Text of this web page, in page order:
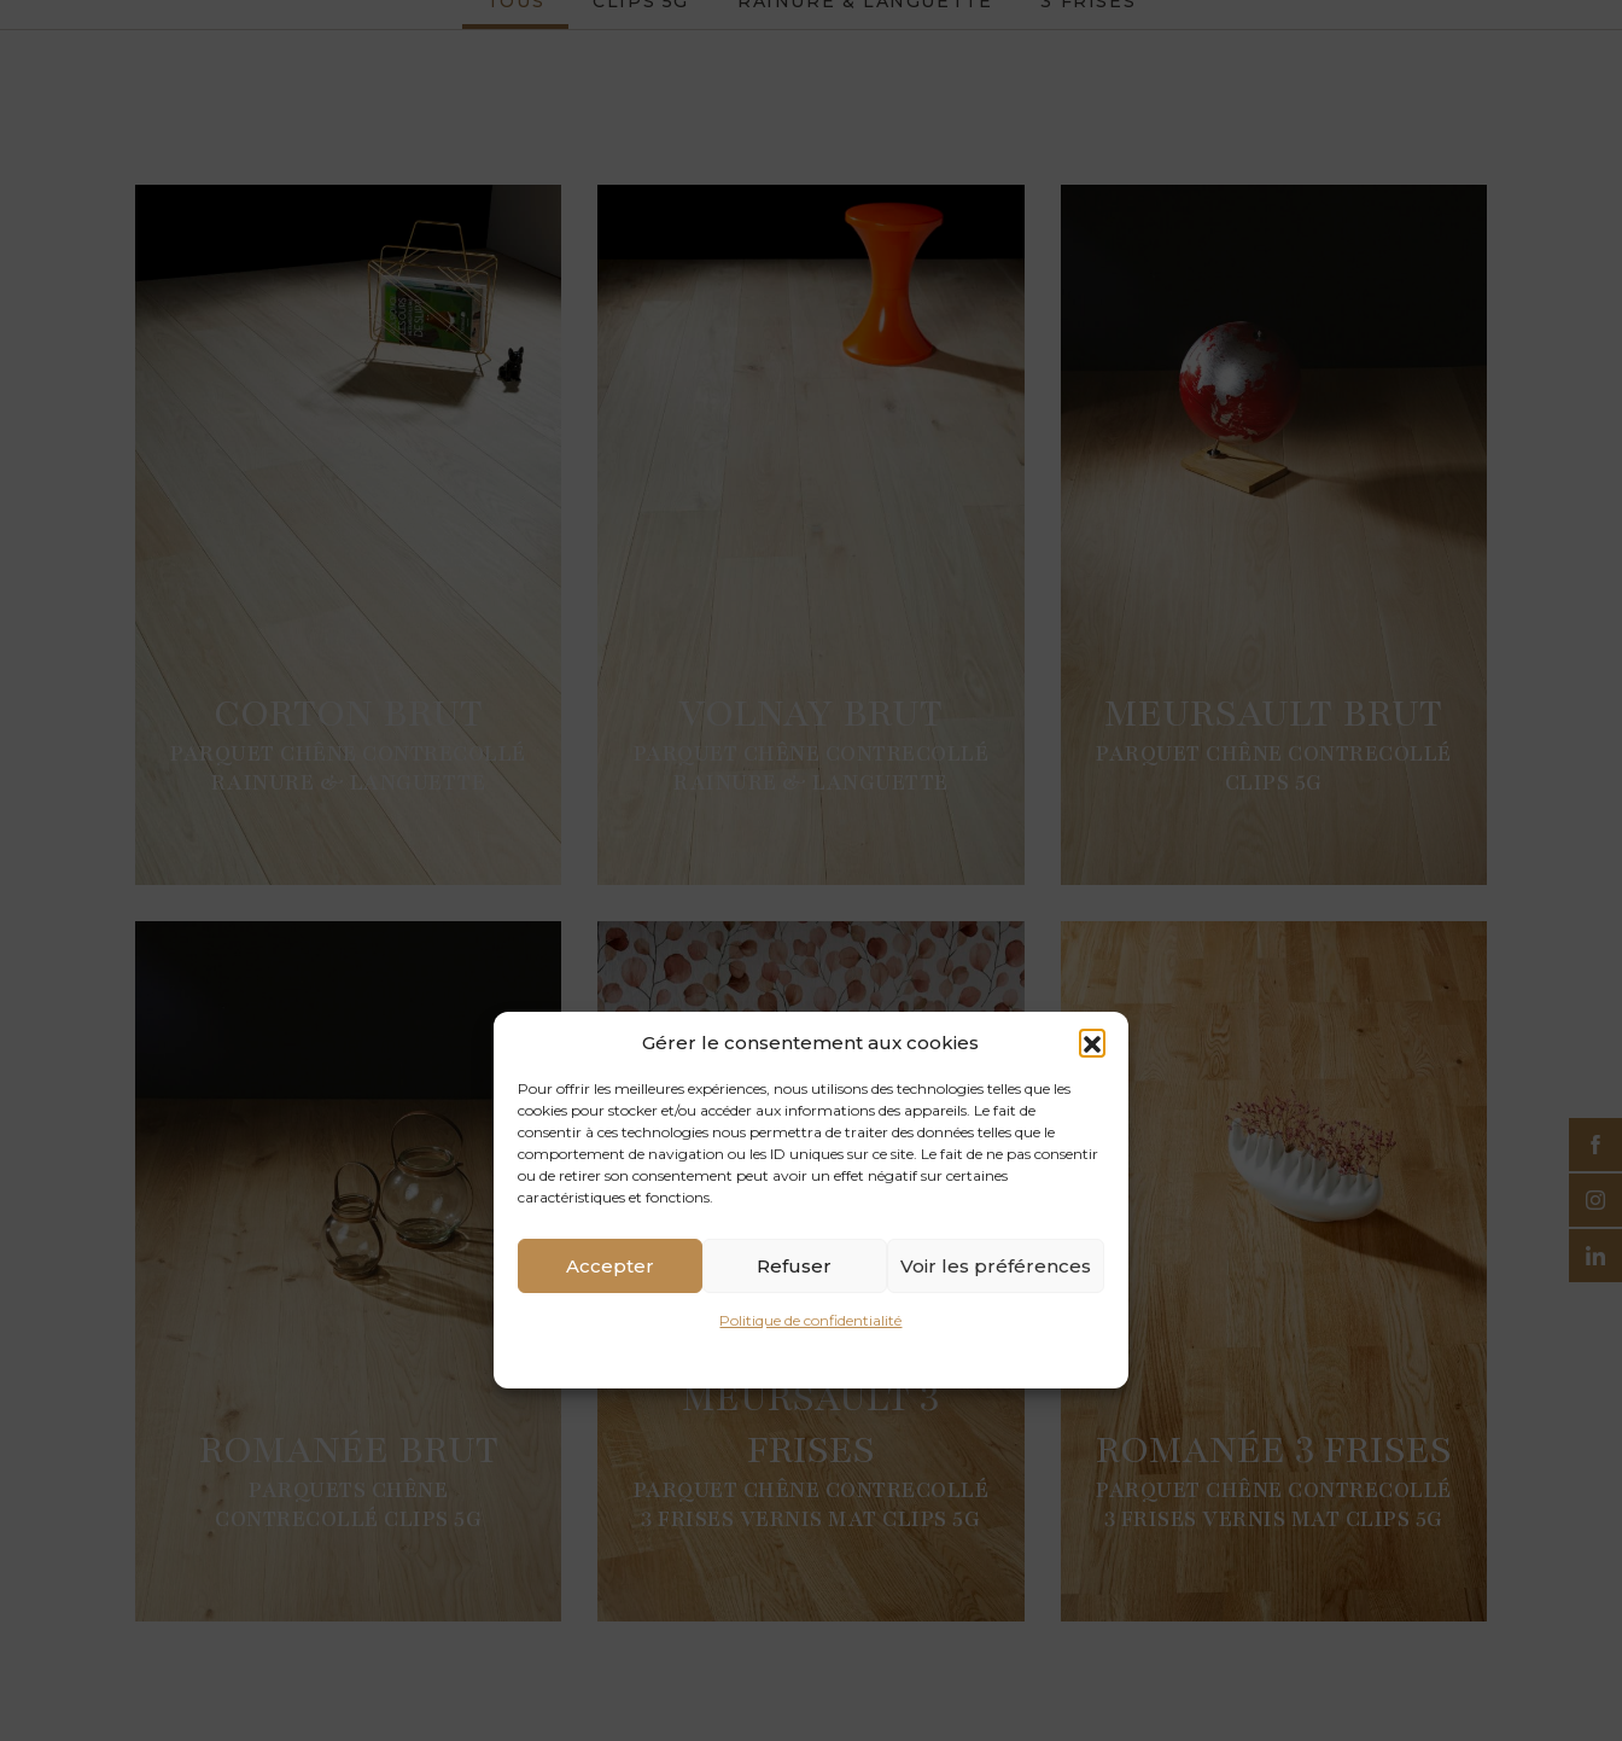
Gérer le consentement aux cookies
Pour offrir les meilleures expériences, nous utilisons des technologies telles que les
cookies pour stocker et/ou accéder aux informations des appareils. Le fait de
consentir à ces technologies nous permettra de traiter des données telles que le
comportement de navigation ou les ID uniques sur ce site. Le fait de ne pas consentir
ou de retirer son consentement peut avoir un effet négatif sur certaines
caractéristiques et fonctions.
Accepter Refuser Voir les préférences
Politique de confidentialité
CORTON BRUT
PARQUET CHÊNE CONTRECOLLÉ
RAINURE & LANGUETTE
VOLNAY BRUT
PARQUET CHÊNE CONTRECOLLÉ
RAINURE & LANGUETTE
MEURSAULT BRUT
PARQUET CHÊNE CONTRECOLLÉ
CLIPS 5G
ROMANÉE BRUT
PARQUETS CHÊNE
CONTRECOLLÉ CLIPS 5G
MEURSAULT 3
FRISES
PARQUET CHÊNE CONTRECOLLÉ
3 FRISES VERNIS MAT CLIPS 5G
ROMANÉE 3 FRISES
PARQUET CHÊNE CONTRECOLLÉ
3 FRISES VERNIS MAT CLIPS 5G